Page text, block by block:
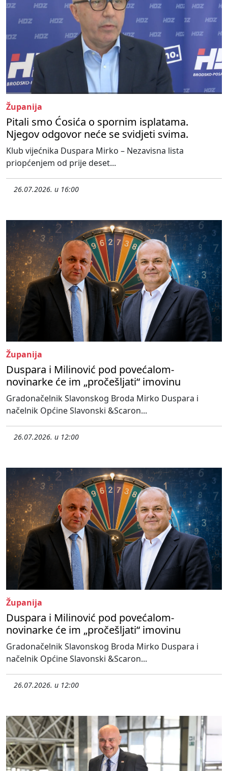
Županija
Pitali smo Ćosića o spornim isplatama.
Njegov odgovor neće se svidjeti svima.
Klub vijećnika Duspara Mirko – Nezavisna lista
priopćenjem od prije deset...
26.07.2026. u 16:00
Županija
Duspara i Milinović pod povećalom-
novinarke će im „pročešljati“ imovinu
Gradonačelnik Slavonskog Broda Mirko Duspara i
načelnik Općine Slavonski &Scaron...
26.07.2026. u 12:00
Županija
Duspara i Milinović pod povećalom-
novinarke će im „pročešljati“ imovinu
Gradonačelnik Slavonskog Broda Mirko Duspara i
načelnik Općine Slavonski &Scaron...
26.07.2026. u 12:00